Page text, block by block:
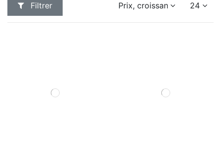
Filtrer Prix, croissant 24